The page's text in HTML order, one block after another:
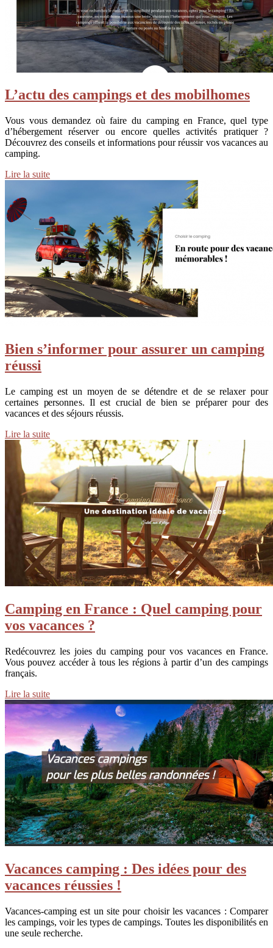
L’actu des campings et des mobilhomes
Vous vous demandez où faire du camping en France, quel type
d’hébergement réserver ou encore quelles activités pratiquer ?
Découvrez des conseils et informations pour réussir vos vacances au
camping.
Lire la suite
Bien s’informer pour assurer un camping
réussi
Le camping est un moyen de se détendre et de se relaxer pour
certaines personnes. Il est crucial de bien se préparer pour des
vacances et des séjours réussis.
Lire la suite
Camping en France : Quel camping pour
vos vacances ?
Redécouvrez les joies du camping pour vos vacances en France.
Vous pouvez accéder à tous les régions à partir d’un des campings
français.
Lire la suite
Vacances camping : Des idées pour des
vacances réussies !
Vacances-camping est un site pour choisir les vacances : Comparer
les campings, voir les types de campings. Toutes les disponibilités en
une seule recherche.